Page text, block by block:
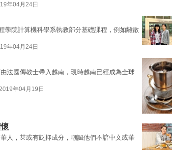
年04月24日
學院計算機科學系執教部分基礎課程，例如離散
年04月24日
法國傳教士帶入越南，現時越南已經成為全球
年04月19日
人，甚或有貶抑成分，嘲諷他們不諳中文或華